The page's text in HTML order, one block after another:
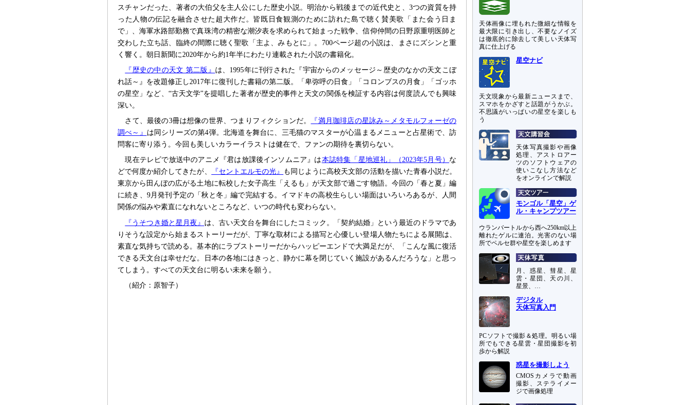
スチャンだった、著者の大伯父を主人公にした歴史小説。明治から戦後までの近代史と、3つの資質を持
った人物の伝記を融合させた超大作だ。皆既日食観測のために訪れた島で聴く賛美歌「また会う日ま
で」、海軍水路部勤務で真珠湾の精密な潮汐表を求められて始まった戦争、信仰仲間の日野原重明医師と
交わした立ち話、臨終の間際に聴く聖歌「主よ、みもとに」。700ページ超の小説は、まさにズシンと重
く響く。朝日新聞に2020年から約1年半にわたり連載された小説の書籍化。
『歴史の中の天文 第二版』 は、1995年に刊行された『宇宙からのメッセージ～歴史のなかの天文こぼ
れ話～』を改題修正し2017年に復刊した書籍の第二版。「卑弥呼の日食」「コロンブスの月食」「ゴッホ
の星空」など、“古天文学”を提唱した著者が歴史的事件と天文の関係を検証する内容は何度読んでも興味
深い。
さて、最後の3冊は想像の世界、つまりフィクションだ。
『満月珈琲店の星詠み～メタモルフォーゼの
調べ～』 は同シリーズの第4弾。北海道を舞台に、三毛猫のマスターが心温まるメニューと占星術で、訪
問客に寄り添う。今回も美しいカラーイラストは健在で、ファンの期待を裏切らない。
現在テレビで放送中のアニメ『君は放課後インソムニア』は本誌特集「星地巡礼」（2023年5月号） な
どで何度か紹介してきたが、
『セントエルモの光』
も同じように高校天文部の活動を描いた青春小説だ。
東京から田んぼの広がる土地に転校した女子高生「えるも」が天文部で過ごす物語。今回の「春と夏」編
に続き、9月発刊予定の「秋と冬」編で完結する。イマドキの高校生らしい場面はいろいろあるが、人間
関係の悩みや素直になれないところなど、いつの時代も変わらない。
『うそつき婚と星月夜』 は、古い天文台を舞台にしたコミック。「契約結婚」という最近のドラマであ
りそうな設定から始まるストーリーだが、丁寧な取材による描写と心優しい登場人物たちによる展開は、
素直な気持ちで読める。基本的にラブストーリーだからハッピーエンドで大満足だが、「こんな風に復活
できる天文台は幸せだな。日本の各地にはきっと、静かに幕を閉じていく施設があるんだろうな」と思っ
てしまう。すべての天文台に明るい未来を願う。
（紹介：原智子）
天体画像に埋もれた微細な情報を
最大限に引き出し、不要なノイズ
は徹底的に除去して美しい天体写
真に仕上げる
星空ナビ
天文現象から最新ニュースまで、
スマホをかざすと話題がうかぶ。
不思議がいっぱいの星空を楽しも
う
天体写真撮影や画像
処理、アストロアー
ツのソフトウェアの
使いこなし方法など
をオンラインで解説
モンゴル「星空」ゲ
ル・キャンプツアー
ウランバートルから西へ250km以上
離れたゲルに連泊。光害のない場
所でペルセ群や星空を楽しめます
月、惑星、彗星、星
雲・星団、天の川、
星景、…
デジタル
天体写真入門
PCソフトで撮影＆処理。明るい場
所でもできる星雲・星団撮影を初
歩から解説
惑星を撮影しよう
CMOSカメラで動画
撮影、ステライメー
ジで画像処理